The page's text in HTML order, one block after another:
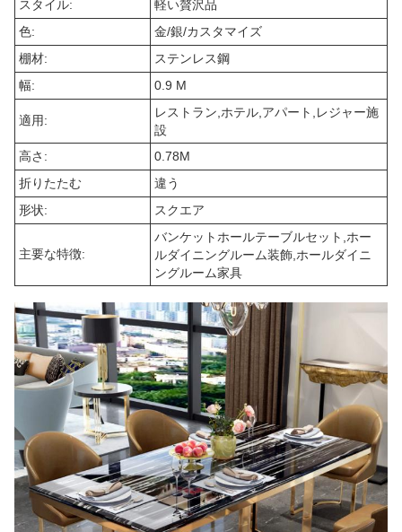
スタイル:
軽い贅沢品
色:
金/銀/カスタマイズ
棚材:
ステンレス鋼
幅:
0.9 M
適用:
レストラン,ホテル,アパート,レジャー施
設
高さ:
0.78M
折りたたむ
違う
形状:
スクエア
主要な特徴:
バンケットホールテーブルセット,ホー
ルダイニングルーム装飾,ホールダイニ
ングルーム家具